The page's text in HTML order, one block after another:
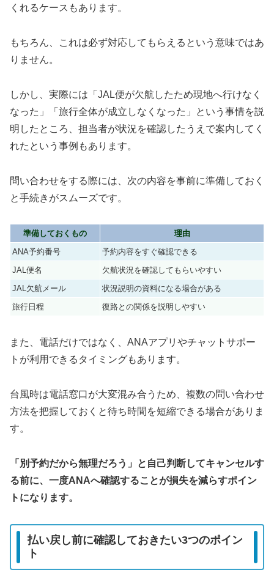
くれるケースもあります。
もちろん、これは必ず対応してもらえるという意味ではあ
りません。
しかし、実際には「JAL便が欠航したため現地へ行けなく
なった」「旅行全体が成立しなくなった」という事情を説
明したところ、担当者が状況を確認したうえで案内してく
れたという事例もあります。
問い合わせをする際には、次の内容を事前に準備しておく
と手続きがスムーズです。
準備しておくもの
理由
ANA予約番号
予約内容をすぐ確認できる
JAL便名
欠航状況を確認してもらいやすい
JAL欠航メール
状況説明の資料になる場合がある
旅行日程
復路との関係を説明しやすい
また、電話だけではなく、ANAアプリやチャットサポー
トが利用できるタイミングもあります。
台風時は電話窓口が大変混み合うため、複数の問い合わせ
方法を把握しておくと待ち時間を短縮できる場合がありま
す。
「別予約だから無理だろう」と自己判断してキャンセルす
る前に、一度ANAへ確認することが損失を減らすポイン
トになります。
払い戻し前に確認しておきたい3つのポイン
ト